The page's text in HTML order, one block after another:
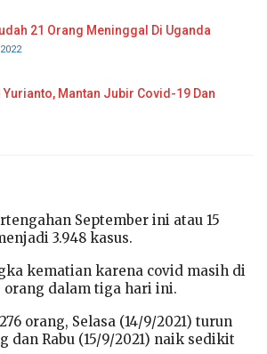
21 Orang Meninggal Di Uganda
Mantan Jubir Covid-19 Dan
September ini atau 15
3.948 kasus.
kematian karena covid masih di
orang dalam tiga hari ini.
orang, Selasa (14/9/2021) turun
dan Rabu (15/9/2021) naik sedikit